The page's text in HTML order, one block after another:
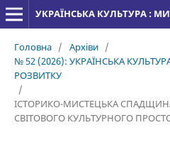
Головна / Архіви /
№ 52 (2026): УКРАЇНСЬКА
РОЗВИТКУ
/
ІСТОРИКО-МИСТЕЦЬКА
СВІТОВОГО КУЛЬТУРНОГО